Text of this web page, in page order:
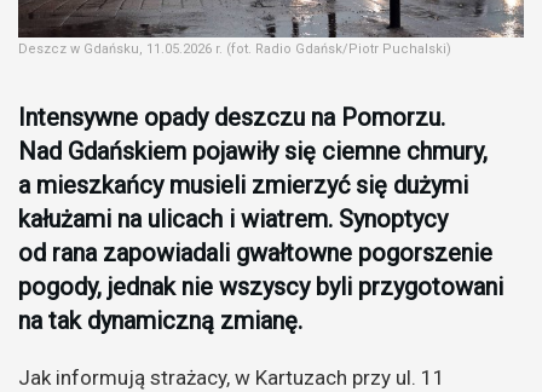
Deszcz w Gdańsku, 11.05.2026 r. (fot. Radio Gdańsk/Piotr Puchalski)
Intensywne opady deszczu na Pomorzu.
Nad Gdańskiem pojawiły się ciemne chmury,
a mieszkańcy musieli zmierzyć się dużymi
kałużami na ulicach i wiatrem. Synoptycy
od rana zapowiadali gwałtowne pogorszenie
pogody, jednak nie wszyscy byli przygotowani
na tak dynamiczną zmianę.
Jak informują strażacy, w Kartuzach przy ul. 11